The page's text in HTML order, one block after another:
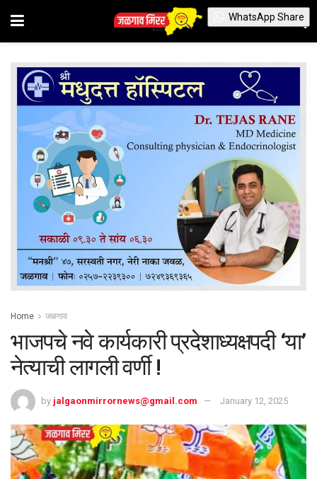
Home जळगाव
भाजपचे नवे कार्यकारी प्रदेशाध्यक्षपदी ‘या’
नेत्याची लागली वर्णी !
by jalgaonmirrornews@gmail.com January 12, 2025
WhatsApp Share